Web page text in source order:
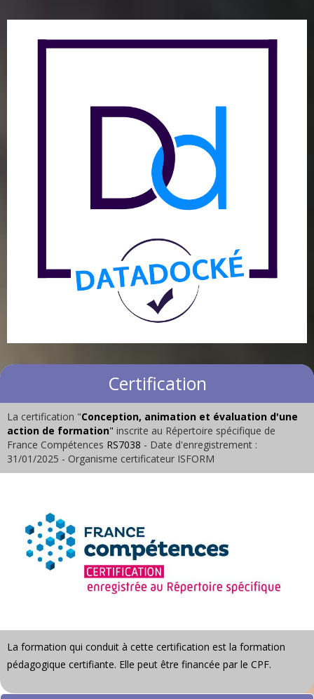
Certification
La certification "Conception, animation et évaluation d'une
action de formation" inscrite au Répertoire spécifique de
France Compétences RS7038 - Date d'enregistrement :
31/01/2025 - Organisme certificateur ISFORM
La formation qui conduit à cette certification est la formation
pédagogique certifiante. Elle peut être financée par le CPF.